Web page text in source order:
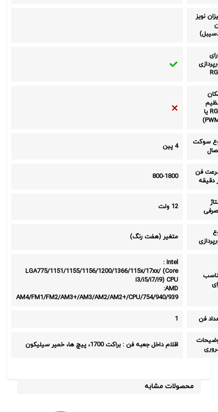
نویز
RGB یا
سوکت
4 پین
فن
دقیقه
800-1800
12 ولت
متغیر (هفت رنگ)
Intel :
LGA775/1151/1155/1156/1200/1366/115x/17xx/ (Core
i3/i5/i7/i9) CPU
AMD:
AM4/FM1/FM2/AM3+/AM3/AM2/AM2+/CPU/754/940/939
فن 1
اقلام داخل جعبه فن : براکت 1700، پیچ ها، خمیر سیلیکون
محصولات مشابه